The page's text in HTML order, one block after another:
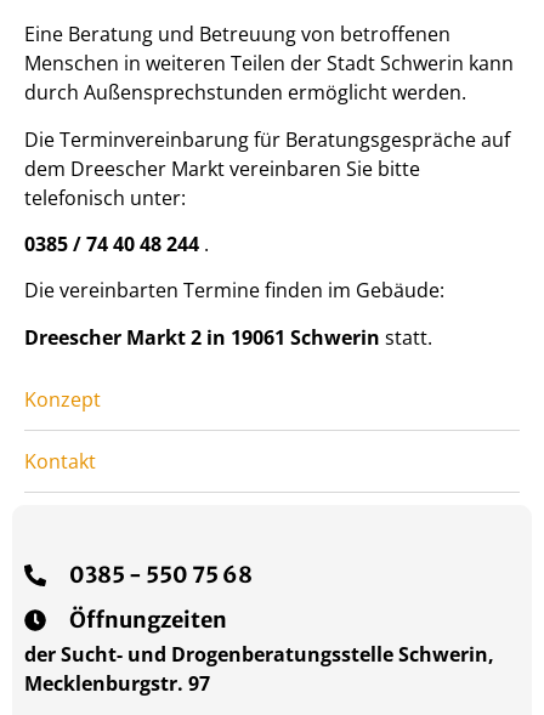
Eine Beratung und Betreuung von betroffenen
Menschen in weiteren Teilen der Stadt Schwerin kann
durch Außensprechstunden ermöglicht werden.
Die Terminvereinbarung für Beratungsgespräche auf
dem Dreescher Markt vereinbaren Sie bitte
telefonisch unter:
0385 / 74 40 48 244 .
Die vereinbarten Termine finden im Gebäude:
Dreescher Markt 2 in 19061 Schwerin statt.
Konzept
Kontakt
0385 - 550 75 68
Öffnungzeiten
der Sucht- und Drogenberatungsstelle Schwerin,
Mecklenburgstr. 97